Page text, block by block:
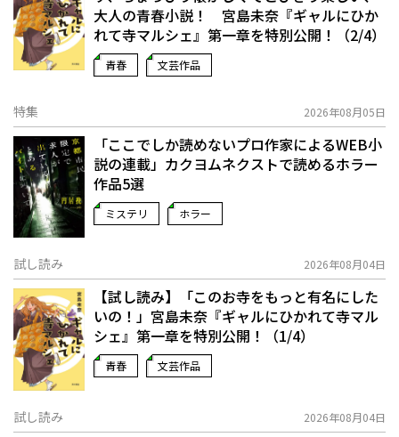
大人の青春小説！ 宮島未奈『ギャルにひか
れて寺マルシェ』第一章を特別公開！（2/4）
青春 文芸作品
特集 2026年08月05日
「ここでしか読めないプロ作家によるWEB小
説の連載」――カクヨムネクストで読めるホラー
作品5選
ミステリ ホラー
試し読み 2026年08月04日
【試し読み】「このお寺をもっと有名にした
いの！」宮島未奈『ギャルにひかれて寺マル
シェ』第一章を特別公開！（1/4）
青春 文芸作品
試し読み 2026年08月04日